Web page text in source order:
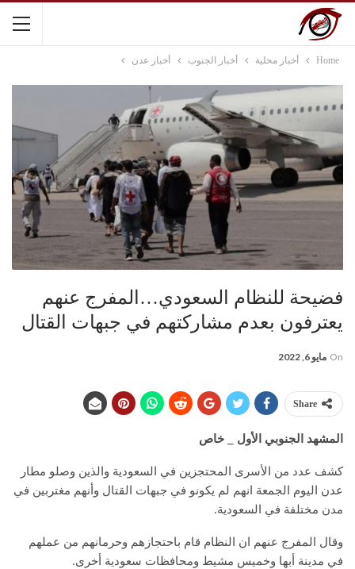
Home أخبار محلية أخبار الجنوب أخبار عدن
فضيحة للنظام السعودي…المفرج عنهم
يعترفون بعدم مشاركتهم في جبهات القتال
On مايو 6, 2022
Share
المشهد الجنوبي الأول _ خاص
كشف عدد من الأسرى المحتجزين في السعودية والذين وصلو مطار
عدن اليوم الجمعة انهم لم يكونو في جبهات القتال وأنهم مغتربين في
مدن مختلفة في السعودية.
وقال المفرج عنهم ان النظام قام باحتجازهم وحرمانهم من عملهم
في مدينة أبها وخميس مشيط ومحافظات سعودية أخرى.